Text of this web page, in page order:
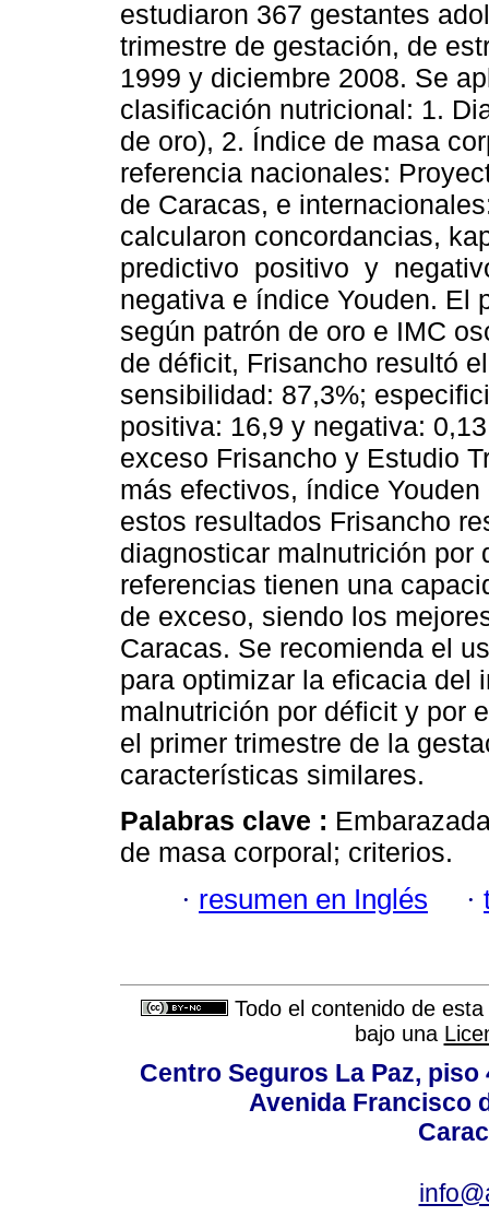
estudiaron 367 gestantes
trimestre de gestación, de
1999 y diciembre 2008. Se
clasificación nutricional: 1.
de oro), 2. Índice de masa
referencia nacionales:
de Caracas, e
calcularon concordancias,
predictivo positivo y
negativa e índice Youden. El
según patrón de oro e IMC
de déficit, Frisancho resultó
sensibilidad: 87,3%;
positiva: 16,9 y negativa:
exceso Frisancho y Estudio
más efectivos, índice
estos resultados Frisancho
diagnosticar malnutrición por
referencias tienen una
de exceso, siendo los
Caracas. Se recomienda el
para optimizar la eficacia del
malnutrición por déficit y por
el primer trimestre de la
características similares.
Palabras clave :
de masa corporal; criterios.
· resumen en Inglés ·
Todo el contenido de
bajo una
Centro Seguros La Paz,
Avenida Francisco